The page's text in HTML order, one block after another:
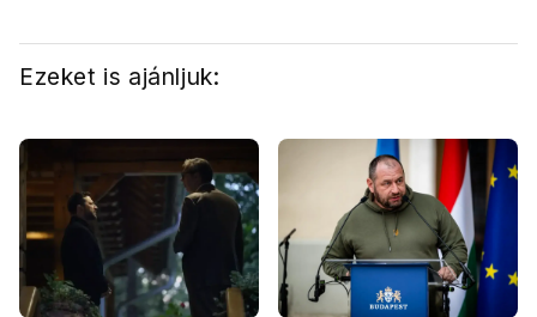
Ezeket is ajánljuk: